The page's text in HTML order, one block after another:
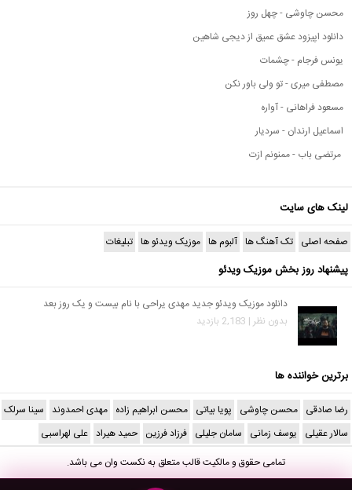
محسن چاوشی - چهل روز
دانلود اپیزود عشق عمیق از دیجی شاهین
یونس فرجام - چشمات
مصطفی میری - تو ولی باور نکن
مسعود فراهانی - آواره
اسماعیل ارندان - سردیار
مرتضی باب - ممنونم ازت
لینک های سایت
صفحه اصلی تک آهنگ ها آلبوم ها موزیک ویدئو ها تبلیغات
پیشنهاد روز بخش موزیک ویدئو
دانلود موزیک ویدئو جدید مهدی یراحی با نام بیست و یک روز بعد
بدون نظر | 2,183 بازدید
برترین خواننده ها
رضا صادقی محسن چاوشی پویا بیاتی محسن ابراهیم زاده مهدی احمدوند سینا سرلک
سالار عقیلی یوسف زمانی سامان جلیلی فرزاد فرزین حمید هیراد علی لهراسبی
تمامی حقوق و مالکیت قالب متعلق بهنکست وانمی باشد.